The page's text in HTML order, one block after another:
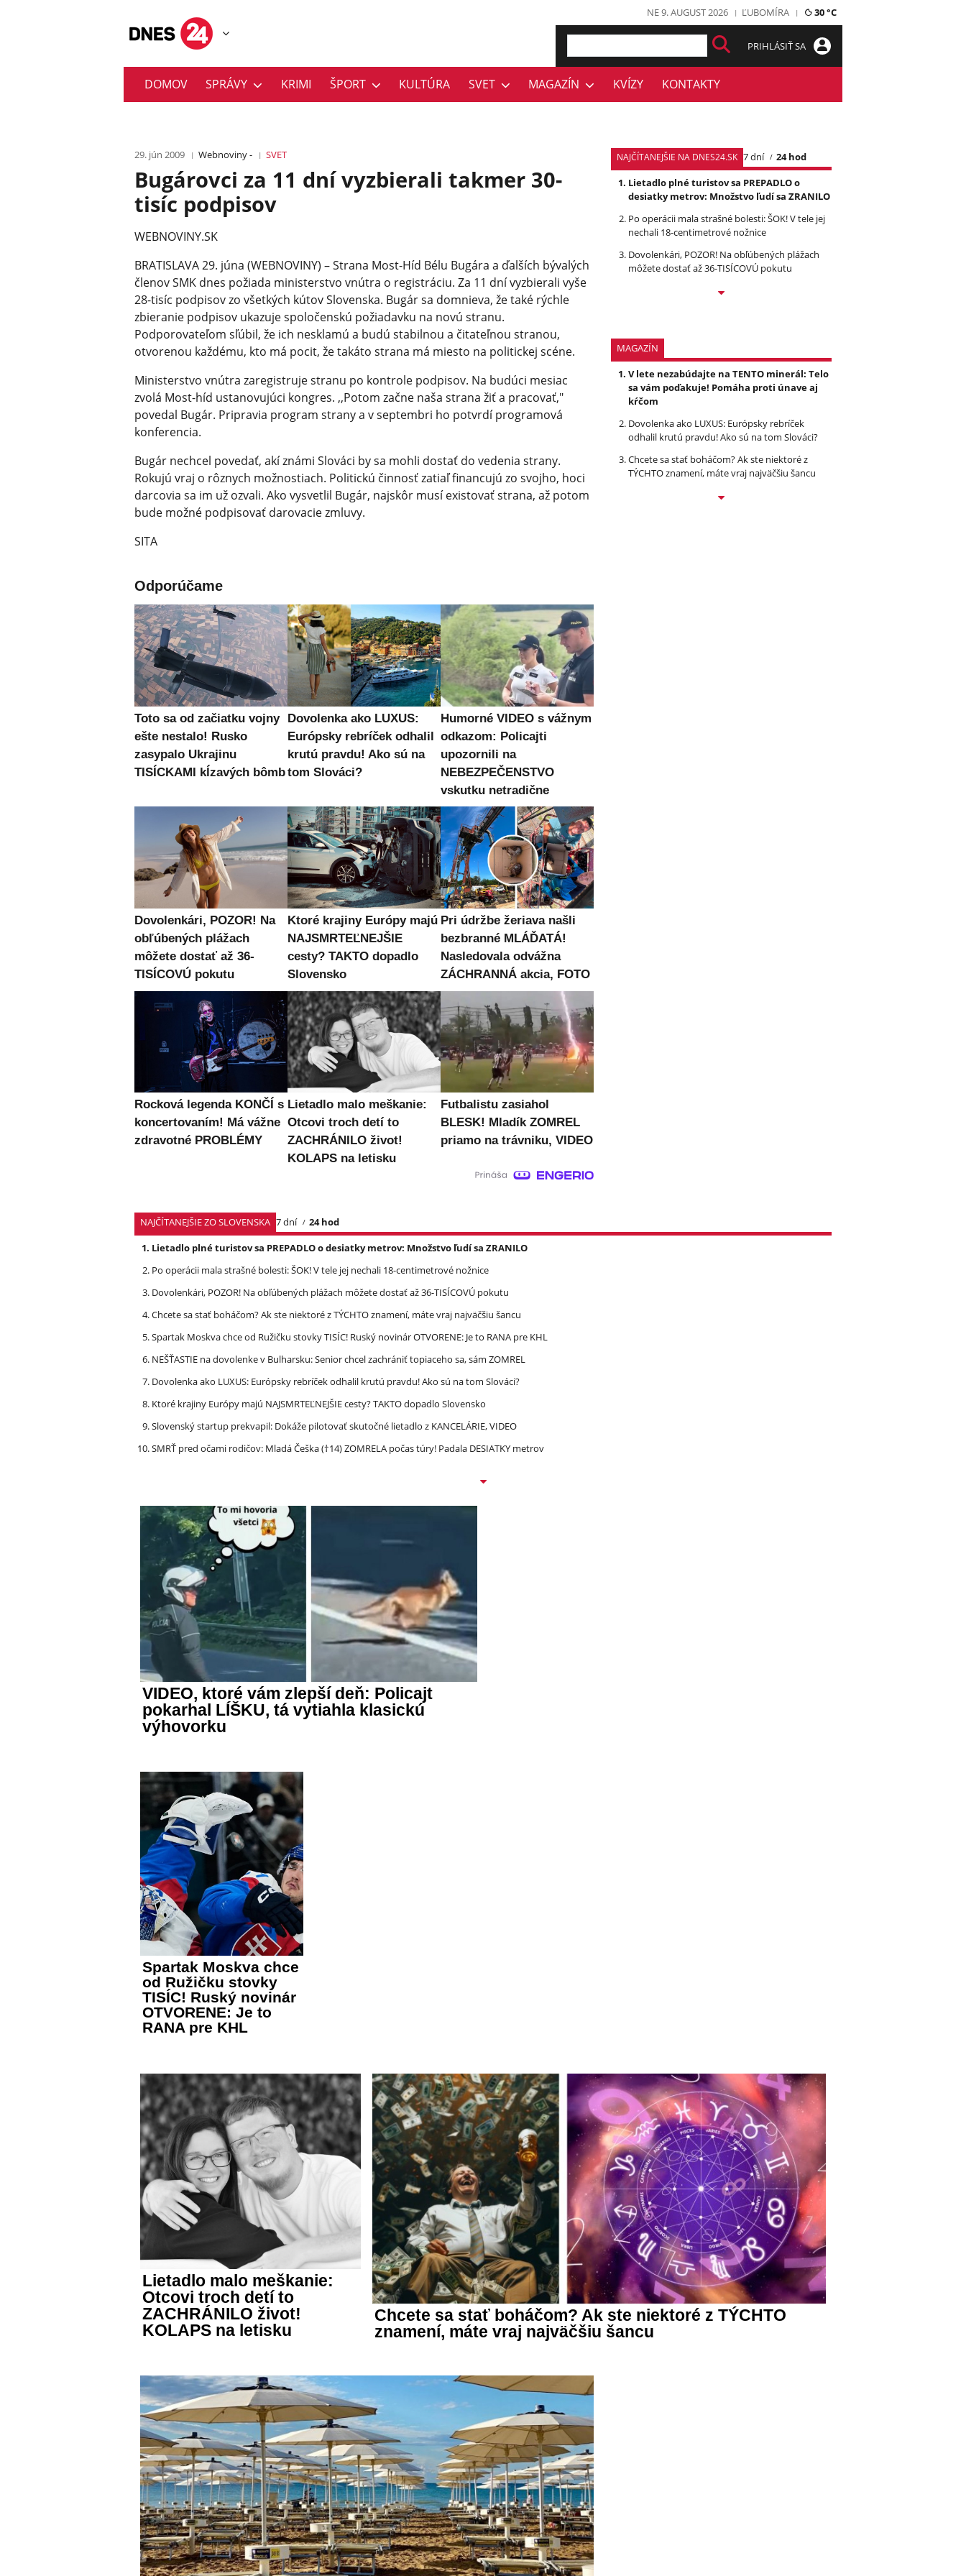
NE 9. AUGUST 2026 ĽUBOMÍRA 30 °C
PRIHLÁSIŤ SA
DOMOV SPRÁVY KRIMI ŠPORT KULTÚRA SVET MAGAZÍN KVÍZY KONTAKTY
29. jún 2009 Webnoviny - SVET
Bugárovci za 11 dní vyzbierali takmer 30-
tisíc podpisov
WEBNOVINY.SK
BRATISLAVA 29. júna (WEBNOVINY) – Strana Most-Híd Bélu Bugára a ďalších bývalých
členov SMK dnes požiada ministerstvo vnútra o registráciu. Za 11 dní vyzbierali vyše
28-tisíc podpisov zo všetkých kútov Slovenska. Bugár sa domnieva, že také rýchle
zbieranie podpisov ukazuje spoločenskú požiadavku na novú stranu.
Podporovateľom sľúbil, že ich nesklamú a budú stabilnou a čitateľnou stranou,
otvorenou každému, kto má pocit, že takáto strana má miesto na politickej scéne.
Ministerstvo vnútra zaregistruje stranu po kontrole podpisov. Na budúci mesiac
zvolá Most-híd ustanovujúci kongres. ,,Potom začne naša strana žiť a pracovať,"
povedal Bugár. Pripravia program strany a v septembri ho potvrdí programová
konferencia.
Bugár nechcel povedať, akí známi Slováci by sa mohli dostať do vedenia strany.
Rokujú vraj o rôznych možnostiach. Politickú činnosť zatiaľ financujú zo svojho, hoci
darcovia sa im už ozvali. Ako vysvetlil Bugár, najskôr musí existovať strana, až potom
bude možné podpisovať darovacie zmluvy.
SITA
Odporúčame
Toto sa od začiatku vojny
ešte nestalo! Rusko
zasypalo Ukrajinu
TISÍCKAMI kĺzavých bômb
Dovolenka ako LUXUS:
Európsky rebríček odhalil
krutú pravdu! Ako sú na
tom Slováci?
Humorné VIDEO s vážnym
odkazom: Policajti
upozornili na
NEBEZPEČENSTVO
vskutku netradične
Dovolenkári, POZOR! Na
obľúbených plážach
môžete dostať až 36-
TISÍCOVÚ pokutu
Ktoré krajiny Európy majú
NAJSMRTEĽNEJŠIE
cesty? TAKTO dopadlo
Slovensko
Pri údržbe žeriava našli
bezbranné MLÁĎATÁ!
Nasledovala odvážna
ZÁCHRANNÁ akcia, FOTO
Rocková legenda KONČÍ s
koncertovaním! Má vážne
zdravotné PROBLÉMY
Lietadlo malo meškanie:
Otcovi troch detí to
ZACHRÁNILO život!
KOLAPS na letisku
Futbalistu zasiahol
BLESK! Mladík ZOMREL
priamo na trávniku, VIDEO
NAJČÍTANEJŠIE NA DNES24.SK 7 dní
24 hod
Lietadlo plné turistov sa PREPADLO o
desiatky metrov: Množstvo ľudí sa ZRANILO
Po operácii mala strašné bolesti: ŠOK! V tele jej
nechali 18-centimetrové nožnice
Dovolenkári, POZOR! Na obľúbených plážach
môžete dostať až 36-TISÍCOVÚ pokutu
MAGAZÍN
V lete nezabúdajte na TENTO minerál: Telo
sa vám poďakuje! Pomáha proti únave aj
kŕčom
Dovolenka ako LUXUS: Európsky rebríček
odhalil krutú pravdu! Ako sú na tom Slováci?
Chcete sa stať boháčom? Ak ste niektoré z
TÝCHTO znamení, máte vraj najväčšiu šancu
NAJČÍTANEJŠIE ZO SLOVENSKA 7 dní
24 hod
Lietadlo plné turistov sa PREPADLO o desiatky metrov: Množstvo ľudí sa ZRANILO
Po operácii mala strašné bolesti: ŠOK! V tele jej nechali 18-centimetrové nožnice
Dovolenkári, POZOR! Na obľúbených plážach môžete dostať až 36-TISÍCOVÚ pokutu
Chcete sa stať boháčom? Ak ste niektoré z TÝCHTO znamení, máte vraj najväčšiu šancu
Spartak Moskva chce od Ružičku stovky TISÍC! Ruský novinár OTVORENE: Je to RANA pre KHL
NEŠŤASTIE na dovolenke v Bulharsku: Senior chcel zachrániť topiaceho sa, sám ZOMREL
Dovolenka ako LUXUS: Európsky rebríček odhalil krutú pravdu! Ako sú na tom Slováci?
Ktoré krajiny Európy majú NAJSMRTEĽNEJŠIE cesty? TAKTO dopadlo Slovensko
Slovenský startup prekvapil: Dokáže pilotovať skutočné lietadlo z KANCELÁRIE, VIDEO
SMRŤ pred očami rodičov: Mladá Češka (†14) ZOMRELA počas túry! Padala DESIATKY metrov
VIDEO, ktoré vám zlepší deň: Policajt
pokarhal LÍŠKU, tá vytiahla klasickú
výhovorku
Spartak Moskva chce
od Ružičku stovky
TISÍC! Ruský novinár
OTVORENE: Je to
RANA pre KHL
Lietadlo malo meškanie:
Otcovi troch detí to
ZACHRÁNILO život!
KOLAPS na letisku
Chcete sa stať boháčom? Ak ste niektoré z TÝCHTO
znamení, máte vraj najväčšiu šancu